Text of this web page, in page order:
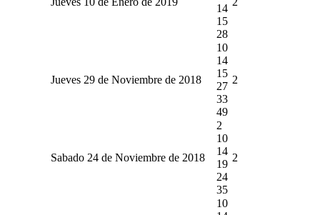
14
15
28
Jueves 29 de Noviembre de 2018
10
14
15
27
33
49
2
Sabado 24 de Noviembre de 2018
2
10
14
19
24
35
2
10